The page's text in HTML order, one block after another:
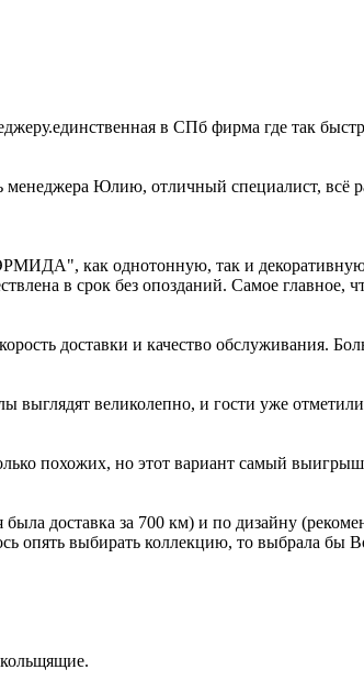
в СПб фирма где так
Юлию, отличный специалист, всё
как однотонную, так и декоративную
в срок без опозданий. Самое главное,
доставки и качество обслуживания.
выглядят великолепно, и гости уже
похожих, но этот вариант самый
доставка за 700 км) и по дизайну
опять выбирать коллекцию, то выбрала бы